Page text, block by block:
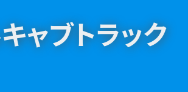
ャブトラック